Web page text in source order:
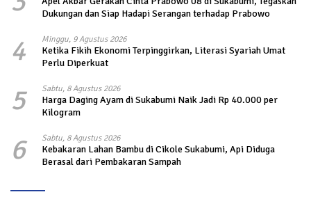
Dukungan dan Siap Hadapi Serangan terhadap Prabowo
4 Minggu, 9 Agustus 2026
Ketika Fikih Ekonomi Terpinggirkan, Literasi Syariah Umat
Perlu Diperkuat
5 Sabtu, 8 Agustus 2026
Harga Daging Ayam di Sukabumi Naik Jadi Rp 40.000 per
Kilogram
6 Sabtu, 8 Agustus 2026
Kebakaran Lahan Bambu di Cikole Sukabumi, Api Diduga
Berasal dari Pembakaran Sampah